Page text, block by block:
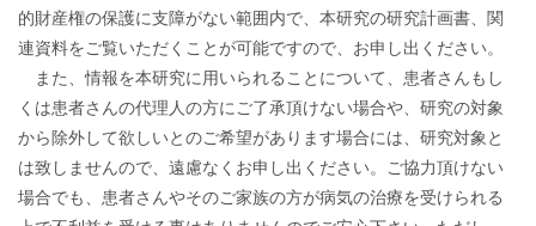
的財産権の保護に支障がない範囲内で、本研究の研究計画書、関
連資料をご覧いただくことが可能ですので、お申し出ください。
また、情報を本研究に用いられることについて、患者さんもし
くは患者さんの代理人の方にご了承頂けない場合や、研究の対象
から除外して欲しいとのご希望があります場合には、研究対象と
は致しませんので、遠慮なくお申し出ください。ご協力頂けない
場合でも、患者さんやそのご家族の方が病気の治療を受けられる